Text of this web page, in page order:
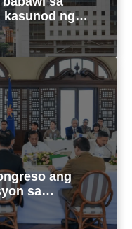
kasunod ng
East war,
ang
sa
Valuation